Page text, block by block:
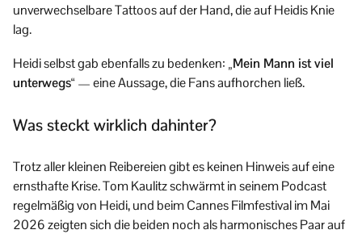
unverwechselbare Tattoos auf der Hand, die auf Heidis Knie
lag.
Heidi selbst gab ebenfalls zu bedenken: „Mein Mann ist viel
unterwegs“— eine Aussage, die Fans aufhorchen ließ.
Was steckt wirklich dahinter?
Trotz aller kleinen Reibereien gibt es keinen Hinweis auf eine
ernsthafte Krise. Tom Kaulitz schwärmt in seinem Podcast
regelmäßig von Heidi, und beim Cannes Filmfestival im Mai
2026 zeigten sich die beiden noch als harmonisches Paar auf